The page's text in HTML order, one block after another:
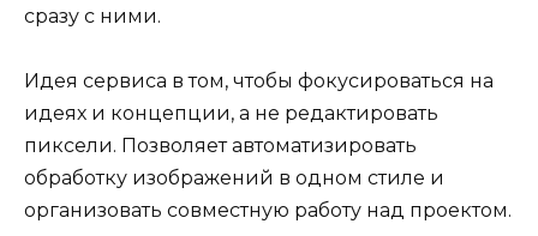
сразу с ними.
Идея сервиса в том, чтобы фокусироваться на
идеях и концепции, а не редактировать
пиксели. Позволяет автоматизировать
обработку изображений в одном стиле и
организовать совместную работу над проектом.